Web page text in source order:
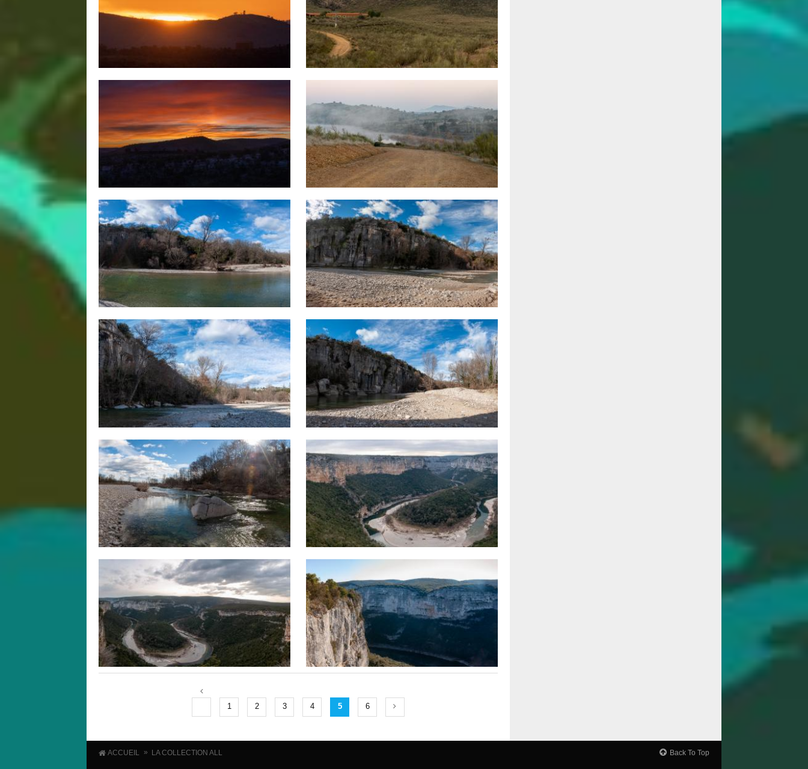
1 2 3 4 5 6
ACCUEIL » LA COLLECTION ALL Back To Top